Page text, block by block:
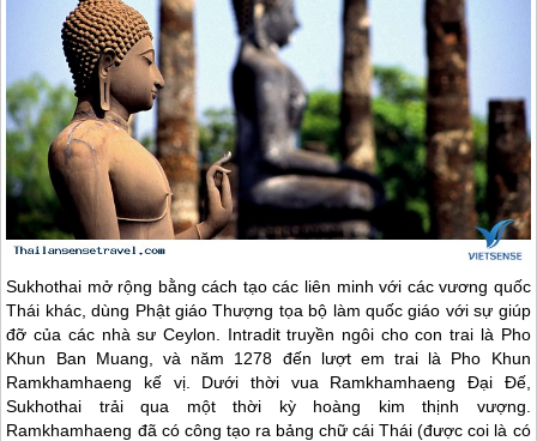
Sukhothai mở rộng bằng cách tạo các liên minh với các vương quốc
Thái khác, dùng Phật giáo Thượng tọa bộ làm quốc giáo với sự giúp
đỡ của các nhà sư Ceylon. Intradit truyền ngôi cho con trai là Pho
Khun Ban Muang, và năm 1278 đến lượt em trai là Pho Khun
Ramkhamhaeng kế vị. Dưới thời vua Ramkhamhaeng Đại Đế,
Sukhothai trải qua một thời kỳ hoàng kim thịnh vượng.
Ramkhamhaeng đã có công tạo ra bảng chữ cái Thái (được coi là có